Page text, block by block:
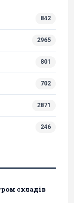
842
2965
801
702
2871
246
складів